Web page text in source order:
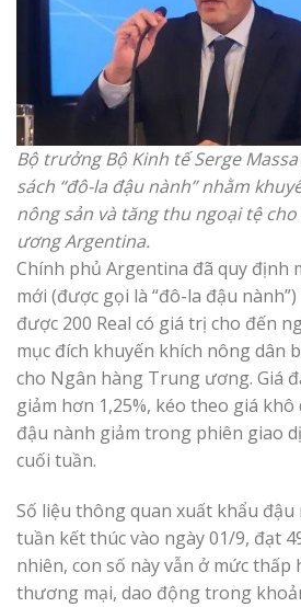
Bộ trưởng Bộ Kinh tế Serge
sách “đô-la đậu nành” nhằm
nông sản và tăng thu ngoại tệ
ương Argentina.
Chính phủ Argentina đã quy định
mới (được gọi là “đô-la đậu
được 200 Real có giá trị cho đến
mục đích khuyến khích nông dân
cho Ngân hàng Trung ương. Giá
giảm hơn 1,25%, kéo theo giá
đậu nành giảm trong phiên giao
cuối tuần.
Số liệu thông quan xuất khẩu
tuần kết thúc vào ngày 01/9, đạt
nhiên, con số này vẫn ở mức thấp
thương mại, dao động trong